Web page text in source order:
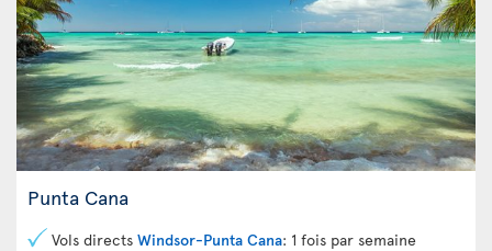
Punta Cana
Vols directs Windsor-Punta Cana: 1 fois par semaine